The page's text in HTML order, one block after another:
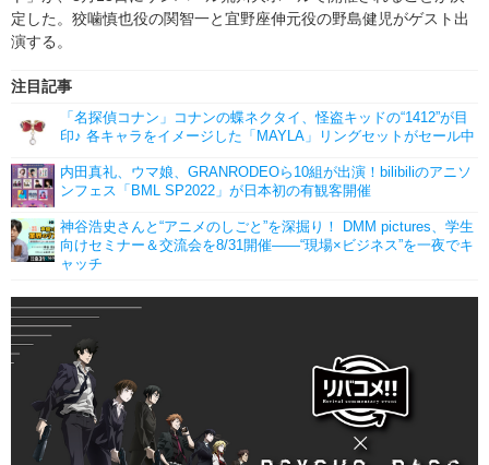
定した。狡噛慎也役の関智一と宜野座伸元役の野島健児がゲスト出
演する。
注目記事
「名探偵コナン」コナンの蝶ネクタイ、怪盗キッドの“1412”が目
印♪ 各キャラをイメージした「MAYLA」リングセットがセール中
内田真礼、ウマ娘、GRANRODEOら10組が出演！bilibiliのアニソ
ンフェス「BML SP2022」が日本初の有観客開催
神谷浩史さんと“アニメのしごと”を深掘り！ DMM pictures、学生
向けセミナー＆交流会を8/31開催――“現場×ビジネス”を一夜でキ
ャッチ